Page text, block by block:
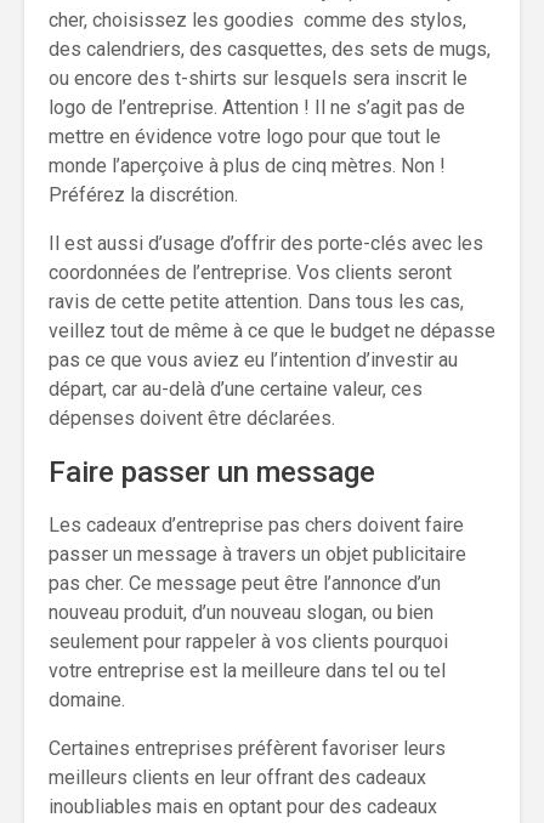
cher, choisissez les goodies comme des stylos,
des calendriers, des casquettes, des sets de mugs,
ou encore des t-shirts sur lesquels sera inscrit le
logo de l’entreprise. Attention ! Il ne s’agit pas de
mettre en évidence votre logo pour que tout le
monde l’aperçoive à plus de cinq mètres. Non !
Préférez la discrétion.
Il est aussi d’usage d’offrir des porte-clés avec les
coordonnées de l’entreprise. Vos clients seront
ravis de cette petite attention. Dans tous les cas,
veillez tout de même à ce que le budget ne dépasse
pas ce que vous aviez eu l’intention d’investir au
départ, car au-delà d’une certaine valeur, ces
dépenses doivent être déclarées.
Faire passer un message
Les cadeaux d’entreprise pas chers doivent faire
passer un message à travers un objet publicitaire
pas cher. Ce message peut être l’annonce d’un
nouveau produit, d’un nouveau slogan, ou bien
seulement pour rappeler à vos clients pourquoi
votre entreprise est la meilleure dans tel ou tel
domaine.
Certaines entreprises préfèrent favoriser leurs
meilleurs clients en leur offrant des cadeaux
inoubliables mais en optant pour des cadeaux